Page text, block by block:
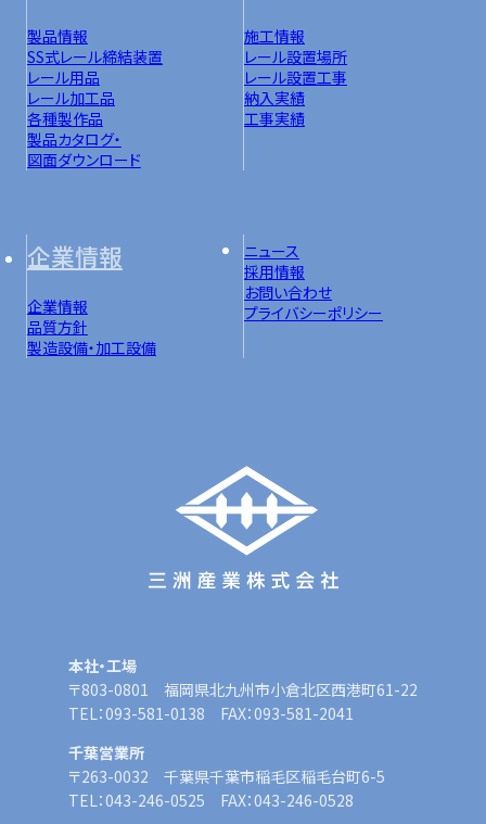
製品情報
SS式レール締結装置
レール用品
レール加工品
各種製作品
製品カタログ・
図面ダウンロード
施工情報
レール設置場所
レール設置工事
納入実績
工事実績
企業情報
企業情報
品質方針
製造設備・加工設備
ニュース
採用情報
お問い合わせ
プライバシーポリシー
本社・工場
〒803-0801 福岡県北九州市小倉北区西港町61-22
TEL：093-581-0138 FAX：093-581-2041
千葉営業所
〒263-0032 千葉県千葉市稲毛区稲毛台町6-5
TEL：043-246-0525 FAX：043-246-0528